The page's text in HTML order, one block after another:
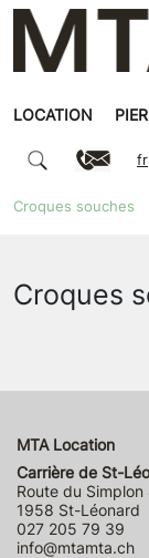
LOCATION
fr
Croques souches
Croques
MTA Location
Carrière de St-
Route du Simplon
1958 St-Léonard
027 205 79 39
info@mtamta.ch